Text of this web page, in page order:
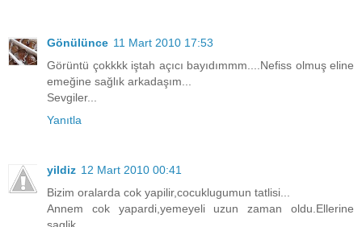
Gönülünce 11 Mart 2010 17:53
Görüntü çokkkk iştah açıcı bayıdımmm....Nefiss olmuş eline
emeğine sağlık arkadaşım...
Sevgiler...
Yanıtla
yildiz 12 Mart 2010 00:41
Bizim oralarda cok yapilir,cocuklugumun tatlisi...
Annem cok yapardi,yemeyeli uzun zaman oldu.Ellerine
saglik.